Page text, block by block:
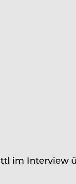
im Interview